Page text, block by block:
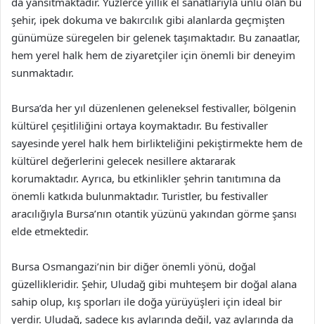
şehir, ipek dokuma ve bakırcılık gibi alanlarda geçmişten
günümüze süregelen bir gelenek taşımaktadır. Bu zanaatlar,
hem yerel halk hem de ziyaretçiler için önemli bir deneyim
sunmaktadır.
Bursa’da her yıl düzenlenen geleneksel festivaller, bölgenin
kültürel çeşitliliğini ortaya koymaktadır. Bu festivaller
sayesinde yerel halk hem birlikteliğini pekiştirmekte hem de
kültürel değerlerini gelecek nesillere aktararak
korumaktadır. Ayrıca, bu etkinlikler şehrin tanıtımına da
önemli katkıda bulunmaktadır. Turistler, bu festivaller
aracılığıyla Bursa’nın otantik yüzünü yakından görme şansı
elde etmektedir.
Bursa Osmangazi’nin bir diğer önemli yönü, doğal
güzellikleridir. Şehir, Uludağ gibi muhteşem bir doğal alana
sahip olup, kış sporları ile doğa yürüyüşleri için ideal bir
yerdir. Uludağ, sadece kış aylarında değil, yaz aylarında da